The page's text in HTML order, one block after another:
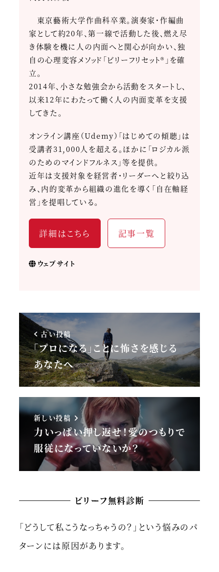
東京藝術大学作曲科卒業。演奏家・作編曲
家として約20年、第一線で活動した後、燃え尽
き体験を機に人の内面へと関心が向かい、独
自の心理変容メソッド「ビリーフリセット®」を確
立。
2014年、小さな勉強会から活動をスタートし、
以来12年にわたって働く人の内面変革を支援
してきた。
オンライン講座（Udemy）「はじめての傾聴」は
受講者31,000人を超える。ほかに「ロジカル派
のためのマインドフルネス」等を提供。
近年は支援対象を経営者・リーダーへと絞り込
み、内的変革から組織の進化を導く「自在軸経
営」を提唱している。
詳細はこちら 記事一覧
ウェブサイト
古い投稿
「プロになる」ことに怖さを感じる
あなたへ
新しい投稿
力いっぱい押し返せ！愛のつもりで
服従になっていないか？
ビリーフ無料診断
「どうして私こうなっちゃうの？」という悩みのパ
ターンには原因があります。